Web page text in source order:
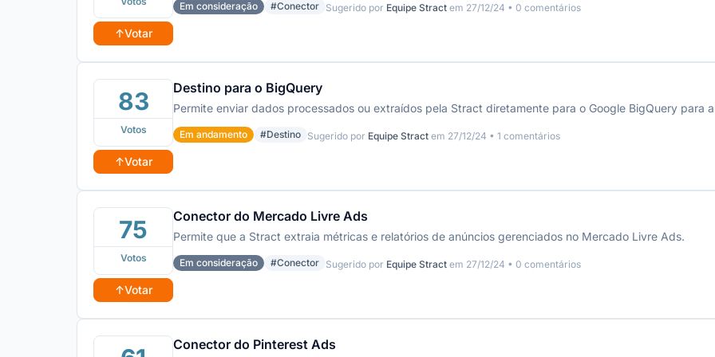
↑Votar
Em consideração #Conector Sugerido por Equipe Stract em 27/12/24 • 0 comentários
83
Votos
↑Votar
Destino para o BigQuery
Permite enviar dados processados ou extraídos pela Stract diretamente para o Google BigQuery para
Em andamento #Destino Sugerido por Equipe Stract em 27/12/24 • 1 comentários
75
Votos
↑Votar
Conector do Mercado Livre Ads
Permite que a Stract extraia métricas e relatórios de anúncios gerenciados no Mercado Livre Ads.
Em consideração #Conector Sugerido por Equipe Stract em 27/12/24 • 0 comentários
Conector do Pinterest Ads